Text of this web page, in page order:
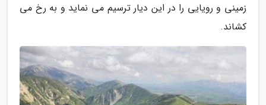
زمینی و رویایی را در این دیار ترسیم می نماید و به رخ می
کشاند.